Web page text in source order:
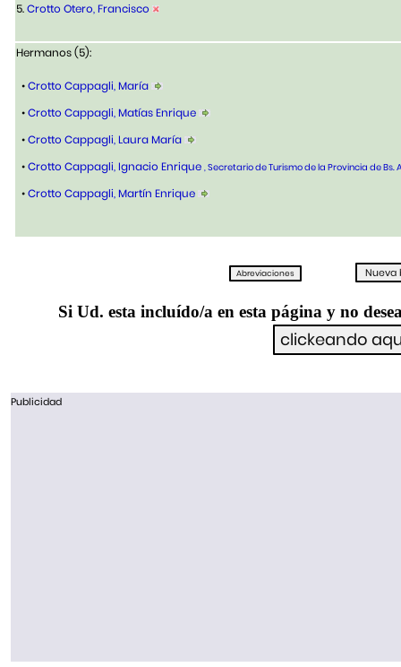
5.Crotto Otero, Francisco
Hermanos (5):
•Crotto Cappagli, María
•Crotto Cappagli, Matías Enrique
•Crotto Cappagli, Laura María
•Crotto Cappagli, Ignacio Enrique , Secretario de Turismo de la Provincia de Bs.
•Crotto Cappagli, Martín Enrique
Si Ud. esta incluído/a en esta página y no
Publicidad